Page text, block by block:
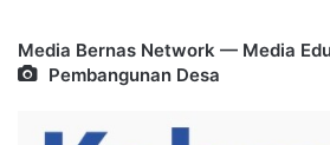
Media Bernas Network — Media
Pembangunan Desa